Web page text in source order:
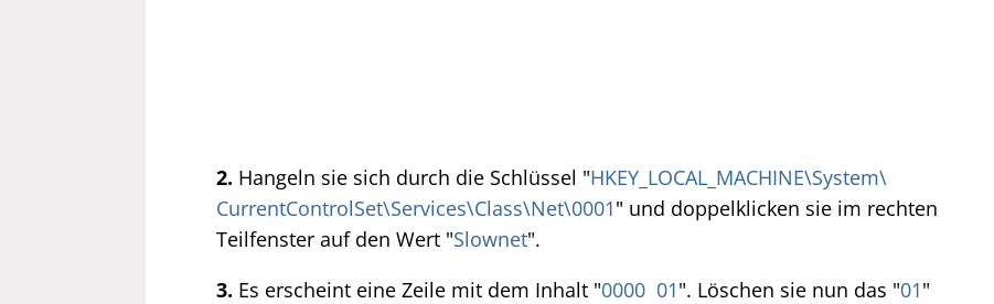
2. Hangeln sie sich durch die Schlüssel "HKEY_LOCAL_MACHINE\System\
CurrentControlSet\Services\Class\Net\0001" und doppelklicken sie im rechten
Teilfenster auf den Wert "Slownet".
3. Es erscheint eine Zeile mit dem Inhalt "0000 01". Löschen sie nun das "01"